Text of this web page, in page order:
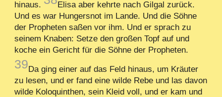
hinaus.
Elisa aber kehrte nach Gilgal zurück.
Und es war Hungersnot im Lande. Und die Söhne
der Propheten saßen vor ihm. Und er sprach zu
seinem Knaben: Setze den großen Topf auf und
koche ein Gericht für die Söhne der Propheten.
39Da ging einer auf das Feld hinaus, um Kräuter
zu lesen, und er fand eine wilde Rebe und las davon
wilde Koloquinthen, sein Kleid voll, und er kam und